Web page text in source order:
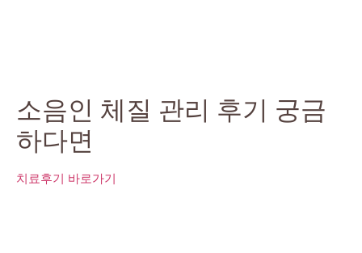
소음인 체질 관리 후기 궁금
하다면
치료후기 바로가기